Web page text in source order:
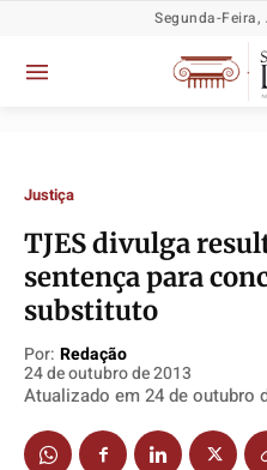
Segunda-
Justiça
TJES divulga
sentença para
substituto
Por: Redação
24 de outubro de 2013
Atualizado em 24 de outubro